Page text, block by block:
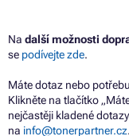
Na další možnosti
se podívejte zde.
Máte dotaz nebo
Klikněte na tlačítko
nejčastěji kladené
na info@tonerpartner.cz.